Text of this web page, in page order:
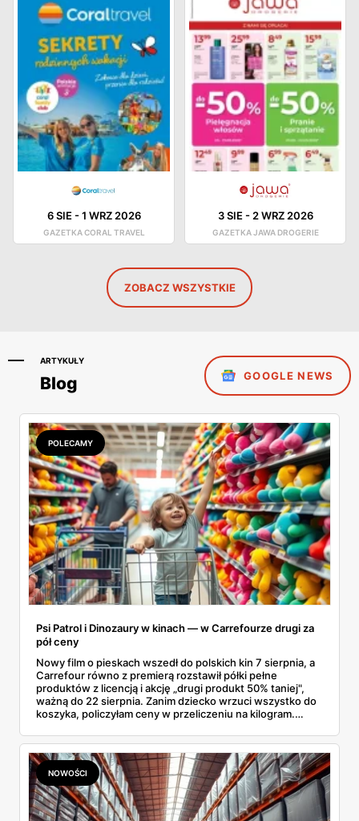
6 SIE -1 WRZ 2026
GAZETKA CORAL TRAVEL
3 SIE - 2 WRZ 2026
GAZETKA JAWA DROGERIE
ZOBACZ WSZYSTKIE
ARTYKUŁY
Blog GOOGLE NEWS
POLECAMY
Psi Patrol i Dinozaury w kinach — w Carrefourze drugi za
pół ceny
Nowy film o pieskach wszedł do polskich kin 7 sierpnia, a
Carrefour równo z premierą rozstawił półki pełne
produktów z licencją i akcję „drugi produkt 50% taniej",
ważną do 22 sierpnia. Zanim dziecko wrzuci wszystko do
koszyka, policzyłam ceny w przeliczeniu na kilogram.
prawie 140 zł za kilogram, ale lody do mrożenia i rurki
waflowe bronią się nawet bez rabatu.
NOWOŚCI